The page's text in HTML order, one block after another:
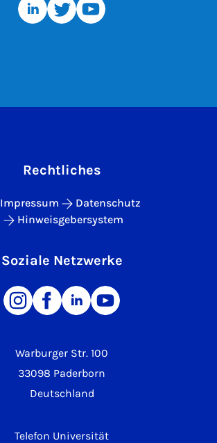
Warburger Str. 100
33098 Paderborn
Deutschland
Telefon Universität
Rechtliches
Impressum
Datenschutz
Hinweisgebersystem
Soziale Netzwerke